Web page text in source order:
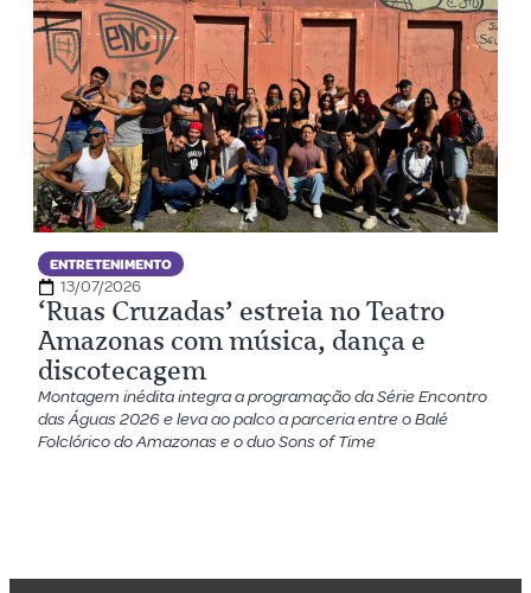
ENTRETENIMENTO
13/07/2026
‘Ruas Cruzadas’ estreia no Teatro
Amazonas com música, dança e
discotecagem
Montagem inédita integra a programação da Série Encontro
das Águas 2026 e leva ao palco a parceria entre o Balé
Folclórico do Amazonas e o duo Sons of Time